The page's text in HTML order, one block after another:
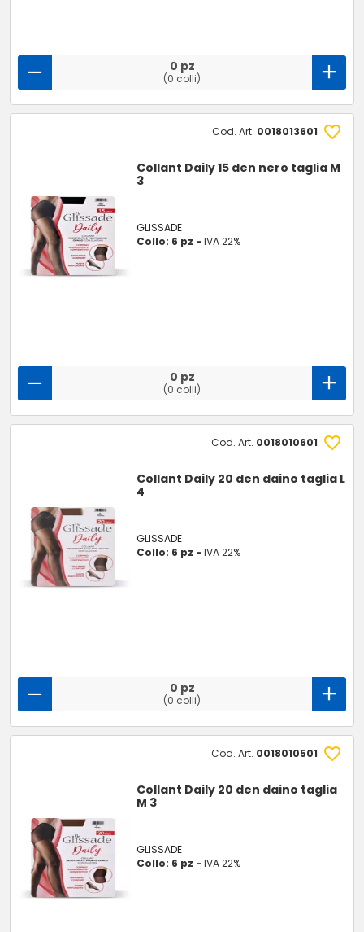
0 pz
(0 colli)
Cod. Art. 0018013601
Collant Daily 15 den nero taglia M
3
GLISSADE
Collo: 6 pz -IVA 22%
0 pz
(0 colli)
Cod. Art. 0018010601
Collant Daily 20 den daino taglia L
4
GLISSADE
Collo: 6 pz -IVA 22%
0 pz
(0 colli)
Cod. Art. 0018010501
Collant Daily 20 den daino taglia
M 3
GLISSADE
Collo: 6 pz -IVA 22%